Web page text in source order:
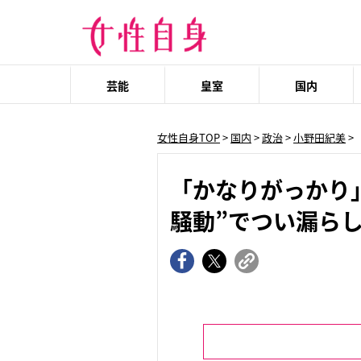
芸能 皇室 国内
女性自身TOP> 国内 >政治>小野田紀美>
「かなりがっか
騒動”でつい漏ら